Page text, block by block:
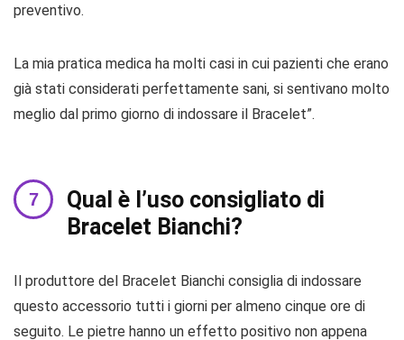
preventivo.
La mia pratica medica ha molti casi in cui pazienti che erano
già stati considerati perfettamente sani, si sentivano molto
meglio dal primo giorno di indossare il Bracelet”.
Qual è l’uso consigliato di
Bracelet Bianchi?
Il produttore del Bracelet Bianchi consiglia di indossare
questo accessorio tutti i giorni per almeno cinque ore di
seguito. Le pietre hanno un effetto positivo non appena